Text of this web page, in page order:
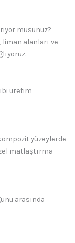
musunuz?
liman alanları ve
üretim
yüzeylerde
matlaştırma
arasında